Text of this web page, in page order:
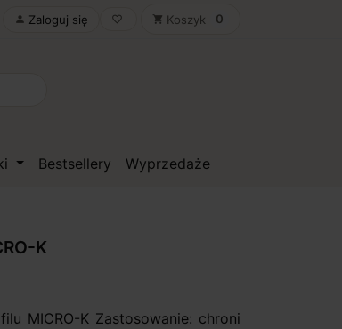
 Zaloguj się favorite_border shopping_cart Koszyk 0
Bestsellery Wyprzedaże
K
MICRO-K Zastosowanie: chroni